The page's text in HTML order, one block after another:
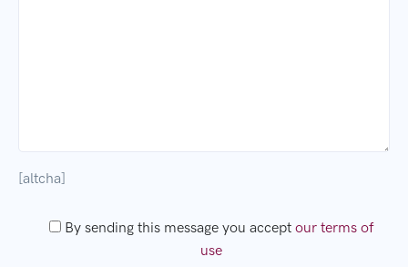
[altcha]
By sending this message you accept our terms of
use